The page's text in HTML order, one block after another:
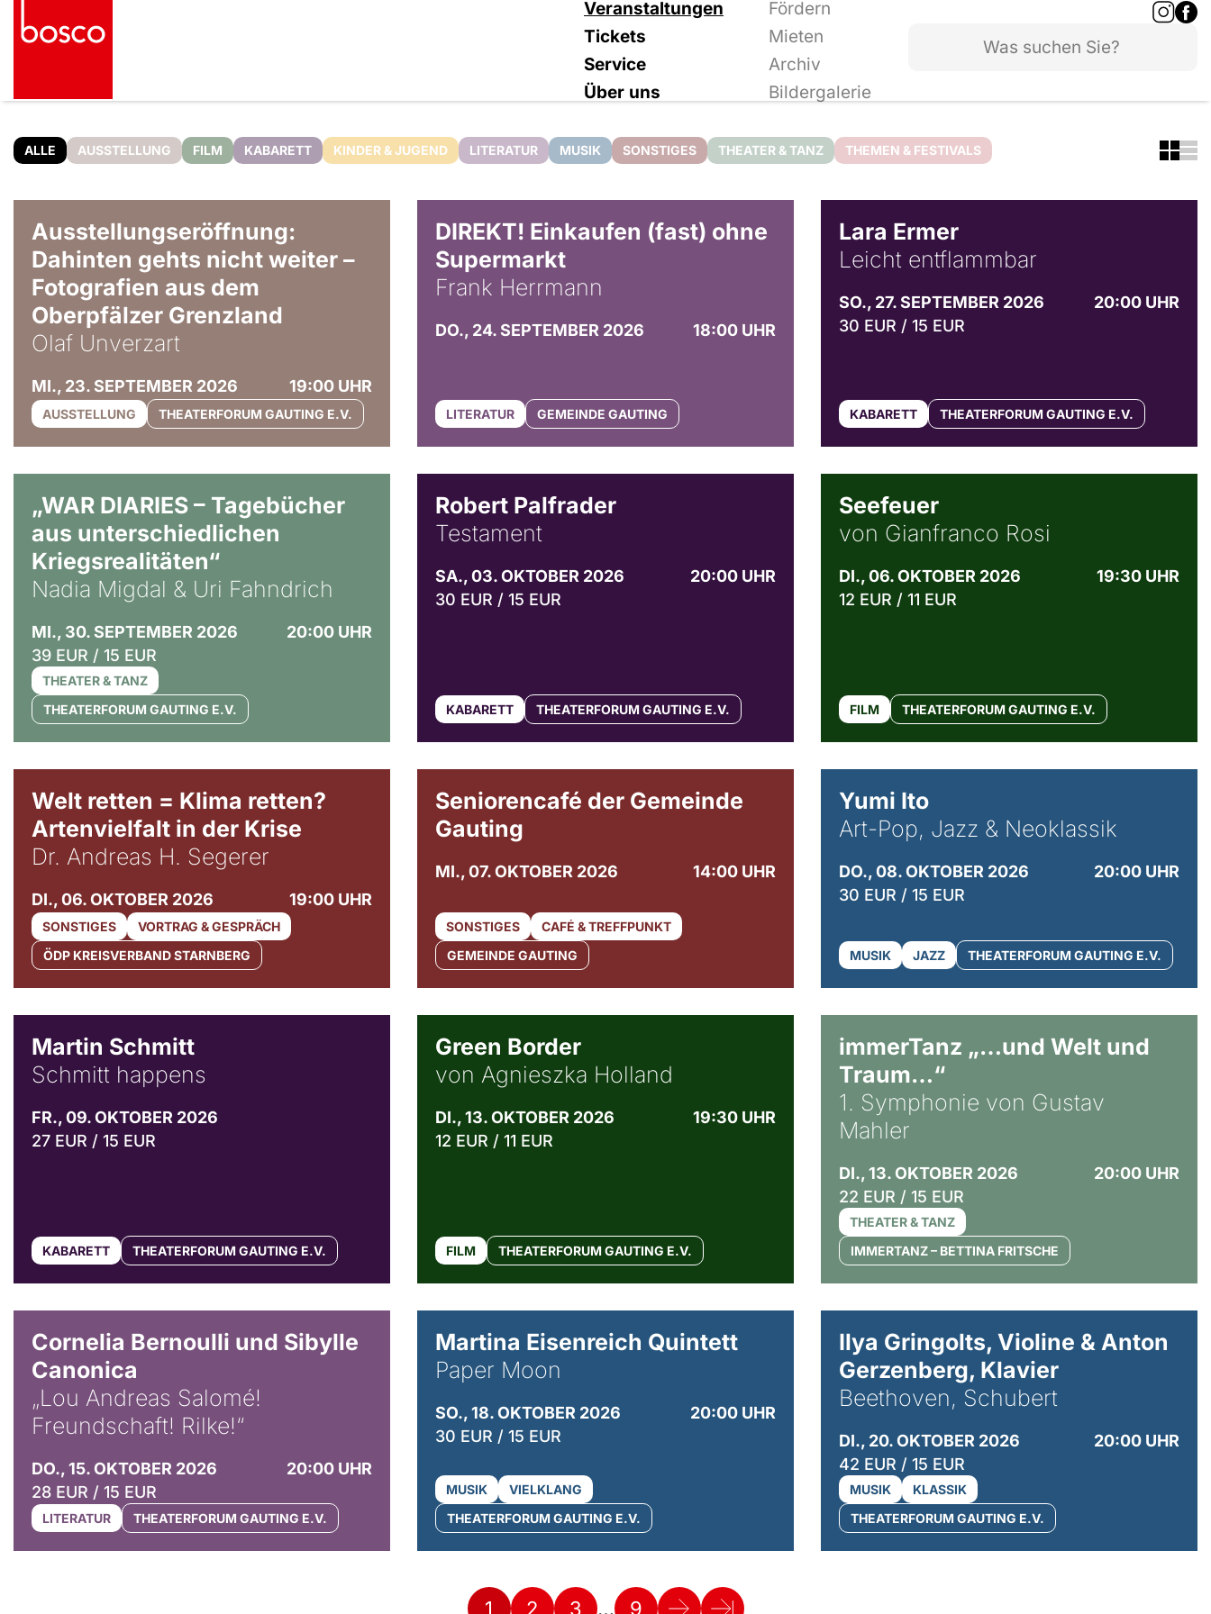
Veranstaltungen
Fördern
Tickets
Mieten
Service
Archiv
Über uns
Bildergalerie
ALLE AUSSTELLUNG FILM KABARETT KINDER & JUGEND LITERATUR MUSIK SONSTIGES THEATER & TANZ THEMEN & FESTIVALS
Ausstellungseröffnung:
Dahinten gehts nicht weiter –
Fotografien aus dem
Oberpfälzer Grenzland
Olaf Unverzart
MI., 23. SEPTEMBER 2026 19:00 UHR
AUSSTELLUNG THEATERFORUM GAUTING E.V.
DIREKT! Einkaufen (fast) ohne
Supermarkt
Frank Herrmann
DO., 24. SEPTEMBER 2026 18:00 UHR
LITERATUR GEMEINDE GAUTING
Lara Ermer
Leicht entflammbar
SO., 27. SEPTEMBER 2026
20:00 UHR
30 EUR / 15 EUR
KABARETT THEATERFORUM GAUTING E.V.
„WAR DIARIES – Tagebücher
aus unterschiedlichen
Kriegsrealitäten“
Nadia Migdal & Uri Fahndrich
MI., 30. SEPTEMBER 2026
20:00 UHR
39 EUR / 15 EUR
THEATER & TANZ
THEATERFORUM GAUTING E.V.
Robert Palfrader
Testament
SA., 03. OKTOBER 2026
20:00 UHR
30 EUR / 15 EUR
KABARETT THEATERFORUM GAUTING E.V.
Seefeuer
von Gianfranco Rosi
DI., 06. OKTOBER 2026
19:30 UHR
12 EUR / 11 EUR
FILM THEATERFORUM GAUTING E.V.
Welt retten = Klima retten?
Artenvielfalt in der Krise
Dr. Andreas H. Segerer
DI., 06. OKTOBER 2026 19:00 UHR
SONSTIGES
VORTRAG & GESPRÄCH
ÖDP KREISVERBAND STARNBERG
Seniorencafé der Gemeinde
Gauting
MI., 07. OKTOBER 2026 14:00 UHR
SONSTIGES
CAFÉ & TREFFPUNKT
GEMEINDE GAUTING
Yumi Ito
Art-Pop, Jazz & Neoklassik
DO., 08. OKTOBER 2026
20:00 UHR
30 EUR / 15 EUR
MUSIK JAZZ THEATERFORUM GAUTING E.V.
Martin Schmitt
Schmitt happens
FR., 09. OKTOBER 2026
27 EUR / 15 EUR
KABARETT THEATERFORUM GAUTING E.V.
Green Border
von Agnieszka Holland
DI., 13. OKTOBER 2026
19:30 UHR
12 EUR / 11 EUR
FILM THEATERFORUM GAUTING E.V.
immerTanz „…und Welt und
Traum…“
1. Symphonie von Gustav
Mahler
DI., 13. OKTOBER 2026
20:00 UHR
22 EUR / 15 EUR
THEATER & TANZ
IMMERTANZ – BETTINA FRITSCHE
Cornelia Bernoulli und Sibylle
Canonica
„Lou Andreas Salomé!
Freundschaft! Rilke!“
DO., 15. OKTOBER 2026
20:00 UHR
28 EUR / 15 EUR
LITERATUR THEATERFORUM GAUTING E.V.
Martina Eisenreich Quintett
Paper Moon
SO., 18. OKTOBER 2026
20:00 UHR
30 EUR / 15 EUR
MUSIK
VIELKLANG
THEATERFORUM GAUTING E.V.
Ilya Gringolts, Violine & Anton
Gerzenberg, Klavier
Beethoven, Schubert
DI., 20. OKTOBER 2026
20:00 UHR
42 EUR / 15 EUR
MUSIK
KLASSIK
THEATERFORUM GAUTING E.V.
1 2 3 … 9